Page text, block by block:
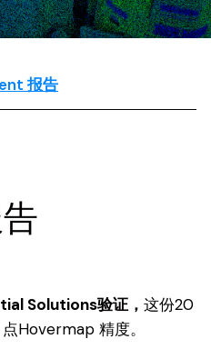
报告
Solutions验证， 这份20
Hovermap 精度。